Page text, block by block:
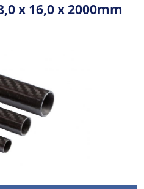
x 16,0 x 2000mm